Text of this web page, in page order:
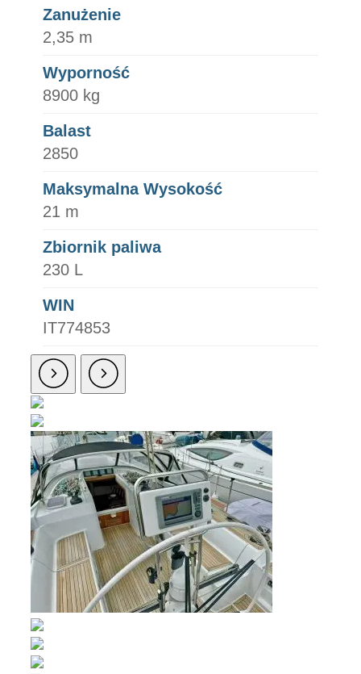
Zanużenie
2,35 m
Wyporność
8900 kg
Balast
2850
Maksymalna Wysokość
21 m
Zbiornik paliwa
230 L
WIN
IT774853